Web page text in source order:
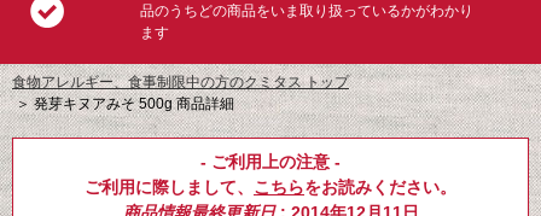
品のうちどの商品をいま取り扱っているかがわかり
ます
食物アレルギー、食事制限中の方のクミタス トップ
＞発芽キヌアみそ 500g 商品詳細
- ご利用上の注意 -
ご利用に際しまして、 こちらをお読みください。